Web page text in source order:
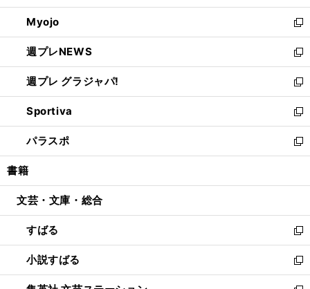
開
く
ウ
で
開
く
ン
ド
ウ
で
開
く
ウ
ィ
ン
ド
ウ
で
開
く
Myojo
新
し
い
ウ
ィ
ン
ド
ウ
で
開
週プレNEWS
新
し
い
ウ
ィ
ン
ド
ウ
開
週プレ グラジャパ!
新
し
い
ウ
ィ
ン
ウ
開
く
Sportiva
新
し
い
ウ
ン
ウ
で
開
く
パラスポ
新
し
ウ
ン
ド
ウ
で
開
書籍
文芸・文庫・総合
すばる
新
し
い
ウ
小説すばる
新
し